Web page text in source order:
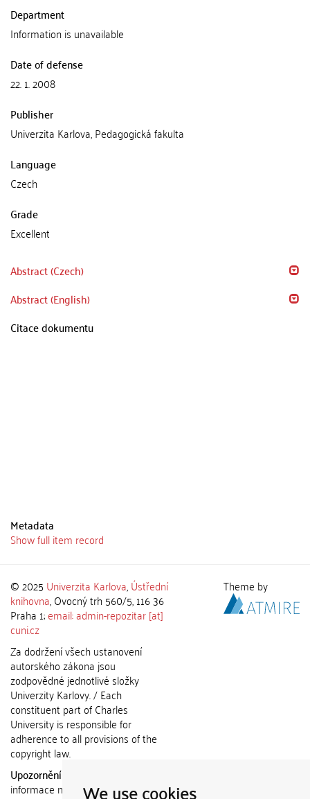
We use cookies
Department
Information is unavailable
Date of defense
22. 1. 2008
Publisher
Univerzita Karlova, Pedagogická fakulta
Language
Czech
Grade
Excellent
Abstract (Czech)
Abstract (English)
Citace dokumentu
Metadata
Show full item record
© 2025 Univerzita Karlova,Ústřední
knihovna, Ovocný trh 560/5, 116 36
Praha 1;email: admin-repozitar [at]
cuni.cz
Za dodržení všech ustanovení
autorského zákona jsou
zodpovědné jednotlivé složky
Univerzity Karlovy. / Each
constituent part of Charles
University is responsible for
adherence to all provisions of the
copyright law.
Upozornění / Notice:
informace nemohou být použity k
Theme by